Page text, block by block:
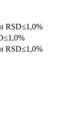
RSD≤1,0%
RSD≤1,0%